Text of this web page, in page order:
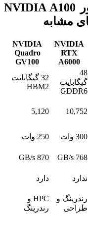
مقایسه کارت گرافیک سرور NVIDIA A100
NVIDIA
RTX
A6000
NVIDIA
Quadro
GV100
48
گیگابایت
GDDR6
32 گیگابایت
HBM2
10,752
5,120
300 وات
250 وات
768 GB/s
870 GB/s
ندارد دارد
رندرینگ و
طراحی
HPC و
رندرینگ